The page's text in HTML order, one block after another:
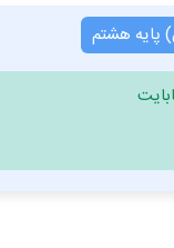
پایه هشتم